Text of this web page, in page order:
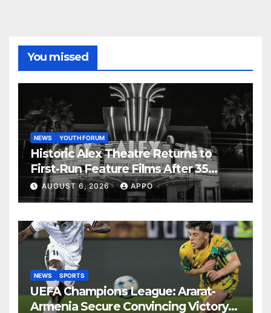
You missed
NEWS YOUTH FORUM
Historic Alex Theatre Returns to
First-Run Feature Films After 35
Years
AUGUST 6, 2026 APPO
NEWS SPORTS
UEFA Champions League: Ararat-
Armenia Secure Convincing Victory